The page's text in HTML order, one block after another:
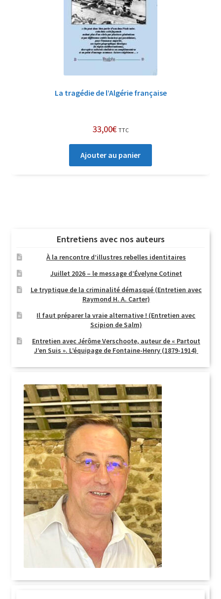
La tragédie de l’Algérie française
33,00€ TTC
Ajouter au panier
Entretiens avec nos auteurs
À la rencontre d’illustres rebelles identitaires
Juillet 2026 – le message d’Évelyne Cotinet
Le tryptique de la criminalité démasqué (Entretien avec
Raymond H. A. Carter)
Il faut préparer la vraie alternative ! (Entretien avec
Scipion de Salm)
Entretien avec Jérôme Verschoote, auteur de « Partout
J’en Suis ». L’équipage de Fontaine-Henry (1879-1914)